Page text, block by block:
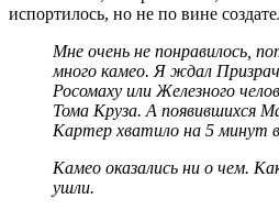
испортилось, но не по вине
Мне очень не понравилось,
много камео. Я ждал
Росомаху или Железного
Тома Круза. А появившихся
Картер хватило на 5 минут
Камео оказались ни о чем.
ушли.